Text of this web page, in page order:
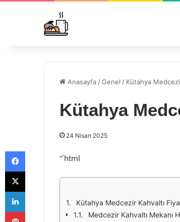
Anasayfa /Genel / Kütahya
Kütahya
24 Nisan 2025
“`html
Kütahya Medcezir Kahvaltı
Medcezir Kahvaltı Mekanı
Facebook
X
LinkedIn
Pinterest